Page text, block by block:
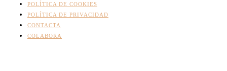
POLÍTICA DE COOKIES
POLÍTICA DE PRIVACIDAD
CONTACTA
COLABORA